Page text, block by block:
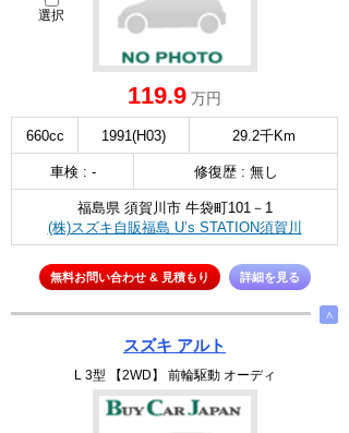
選択
119.9 万円
660cc 1991(H03) 29.2千Km
車検 : - 修復歴 : 無し
福島県 須賀川市 牛袋町101－1
(株)スズキ自販福島 U’s STATION須賀川
無料お問い合わせ & 見積もり 詳細を見る
∧
スズキ アルト
L 3型 【2WD】 前輪駆動 オーディ